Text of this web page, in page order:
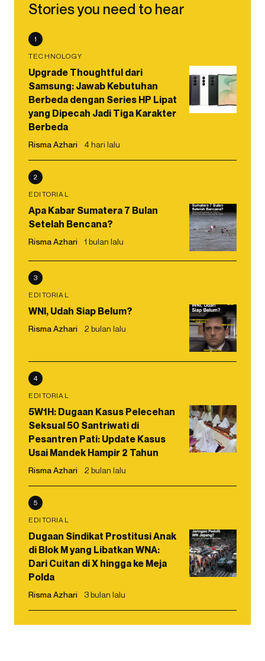
Stories you need to hear
1
TECHNOLOGY
Upgrade Thoughtful dari
Samsung: Jawab Kebutuhan
Berbeda dengan Series HP Lipat
yang Dipecah Jadi Tiga Karakter
Berbeda
Risma Azhari 4 hari lalu
2
EDITORIAL
Apa Kabar Sumatera 7 Bulan
Setelah Bencana?
Risma Azhari 1 bulan lalu
3
EDITORIAL
WNI, Udah Siap Belum?
Risma Azhari 2 bulan lalu
4
EDITORIAL
5W1H: Dugaan Kasus Pelecehan
Seksual 50 Santriwati di
Pesantren Pati: Update Kasus
Usai Mandek Hampir 2 Tahun
Risma Azhari 2 bulan lalu
5
EDITORIAL
Dugaan Sindikat Prostitusi Anak
di Blok M yang Libatkan WNA:
Dari Cuitan di X hingga ke Meja
Polda
Risma Azhari 3 bulan lalu